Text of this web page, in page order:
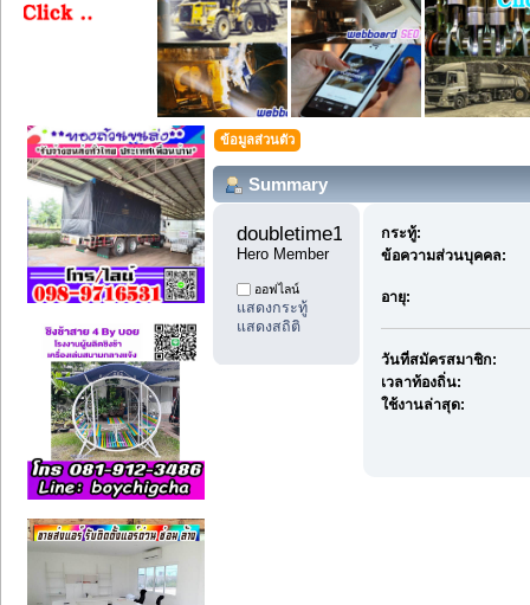
ข้อมูลส่วนตัว
Summary
Hero Member
ออฟไลน์
แสดงกระทู้
แสดงสถิติ
กระทู้:
ข้อความส่วนบุคคล:
อายุ:
วันที่สมัครสมาชิก:
เวลาท้องถิ่น:
ใช้งานล่าสุด: